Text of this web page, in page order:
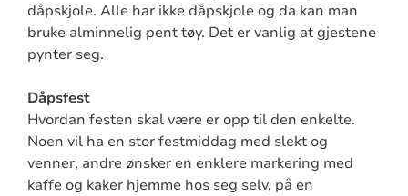
dåpskjole. Alle har ikke dåpskjole og da kan man
bruke alminnelig pent tøy. Det er vanlig at gjestene
pynter seg.
Dåpsfest
Hvordan festen skal være er opp til den enkelte.
Noen vil ha en stor festmiddag med slekt og
venner, andre ønsker en enklere markering med
kaffe og kaker hjemme hos seg selv, på en